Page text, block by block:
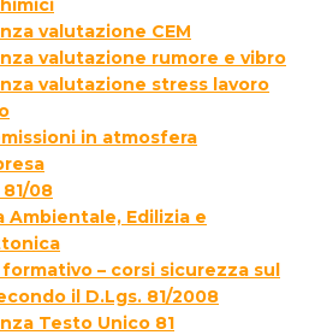
valutazione CEM
valutazione rumore e vibro
valutazione stress lavoro
in atmosfera
08
Ambientale, Edilizia e
– corsi sicurezza sul
il D.Lgs. 81/2008
Testo Unico 81